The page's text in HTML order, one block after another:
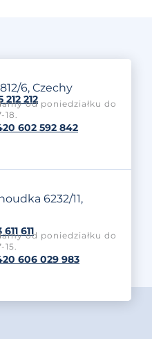
6, Czechy
212
od poniedziałku do
602 592 842
6232/11,
611
od poniedziałku do
606 029 983